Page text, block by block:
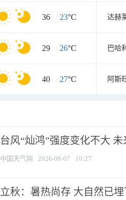
36 / 23°C 达赫
29 / 26°C 巴哈
40 / 27°C 阿斯
台风“灿鸿”强度变化不大
中国天气网 2026-08-07 10:27
立秋：暑热尚存 大自然已